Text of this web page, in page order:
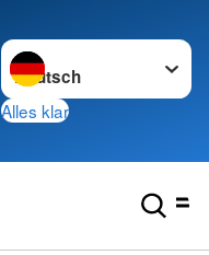
Sprache wechseln zu
Alles klar